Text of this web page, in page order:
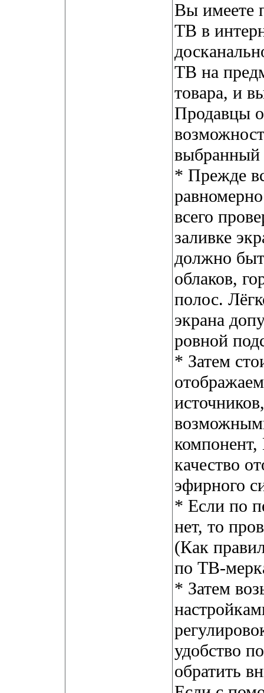
Вы имеете
ТВ в
ТВ на
товара, и
Продавцы
выбранный
* Прежде
всего
заливке
должно
облаков,
полос.
экрана
ровной
* Затем
качество
эфирного
* Если по
нет, то
(Как
по ТВ-
* Затем
удобство
обратить